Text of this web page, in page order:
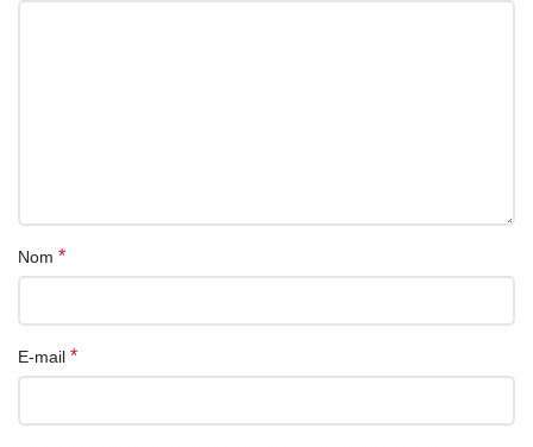
Mécanismes de protection avancés contre la surchauffe et les
surtensions pour une charge en toute sécurité.
Nom *
E-mail *